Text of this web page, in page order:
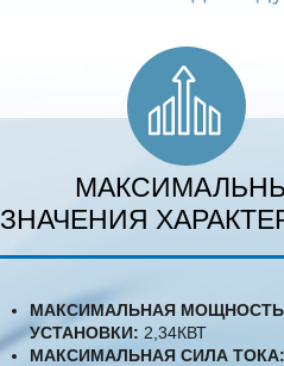
ЗНАЧЕНИЯ
МАКСИМАЛЬНАЯ МОЩНОСТЬ
УСТАНОВКИ: 2,34КВТ
МАКСИМАЛЬНАЯ СИЛА ТОКА: